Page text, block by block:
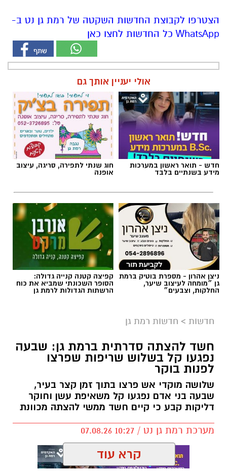
הצטרפו לקבוצת החדשות השקטה של רמת גן נט ב-
WhatsApp כל החדשות לחצו כאן
אולי יעניין אותך גם
חדש - תואר ראשון במערכות
מידע בשנתיים בלבד
חוג שנתי לתפירה, סריגה, עיצוב
אופנה
ניצן אהרון - מספרת בוטיק ברמת
גן ״מומחה לעיצוב שיער,
החלקות, וצבעים״
קפיצה קטנה קנייה גדולה:
הסופר השכונתי שמביא את כוח
הרשתות הגדולות לרמת גן
חדשות > חדשות רמת גן
חשד להצתה סדרתית ברמת גן: שבעה
נפגעו קל בשלוש שריפות שפרצו
לפנות בוקר
שלושה מוקדי אש פרצו בתוך זמן קצר בעיר,
שבעה בני אדם נפגעו קל משאיפת עשן וחוקר
דליקות קבע כי קיים חשד ממשי להצתה מכוונת
מערכת רמת גן נט / 10:27 07.08.26
שריפה רמת גןקרא עוד